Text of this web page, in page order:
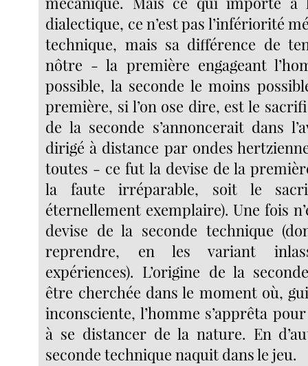
dialectique, ce n’est pas l’infériorité
technique, mais sa différence de
nôtre - la première engageant
possible, la seconde le moins
première, si l’on ose dire, est le
de la seconde s’annoncerait dans
dirigé à distance par ondes
toutes - ce fut la devise de la
la faute irréparable, soit le
éternellement exemplaire). Une fois
devise de la seconde technique
reprendre, en les variant
expériences). L’origine de la
être cherchée dans le moment où,
inconsciente, l’homme s’apprêta
à se distancer de la nature. En
seconde technique naquit dans le jeu.